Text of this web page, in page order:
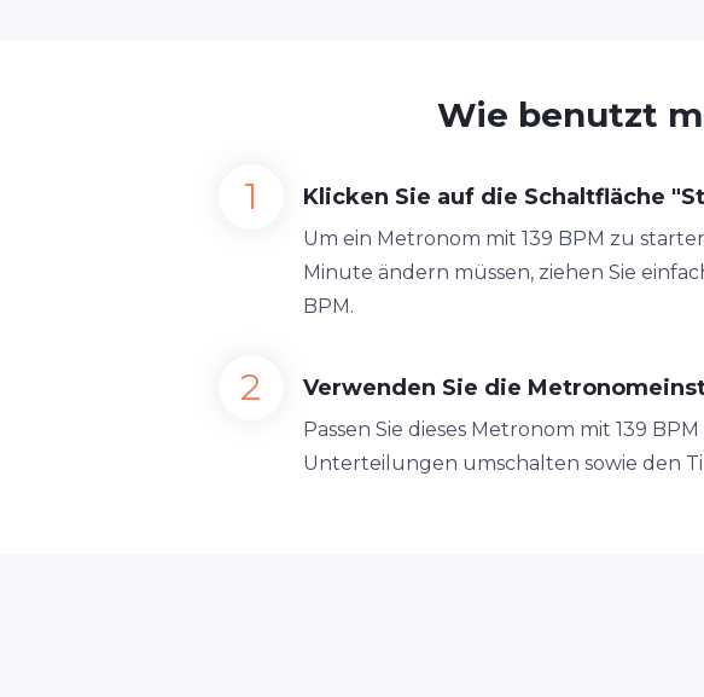
Wie benutzt
Klicken Sie auf die Schaltfläche
Um ein Metronom mit 139 BPM zu
Minute ändern müssen, ziehen Sie
BPM.
Verwenden Sie die
Passen Sie dieses Metronom mit 139
Unterteilungen umschalten sowie den